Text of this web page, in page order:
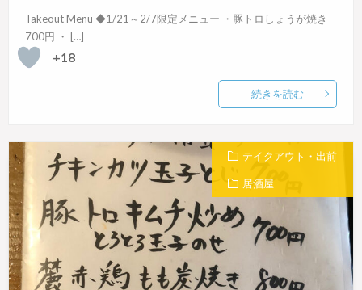
Takeout Menu ◆1/21～2/7限定メニュー ・豚トロしょうが焼き
700円 ・ […]
+18
続きを読む
テイクアウト・出前
居酒屋